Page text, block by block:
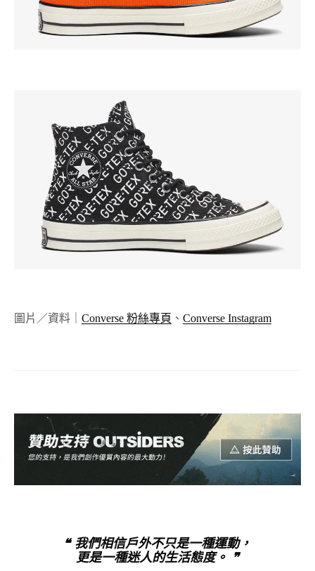
圖片／資料｜ Converse 粉絲專頁 、Converse Instagram
❝ 我們相信戶外不只是一種運動，
更是一種迷人的生活態度。 ❞